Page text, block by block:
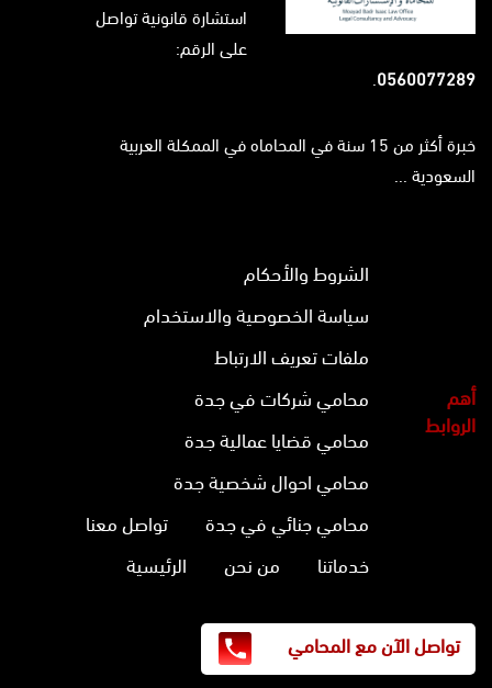
استشارة قانونية تواصل
على الرقم:
0560077289
.
خبرة أكثر من 15 سنة في المحاماه في الممكلة العربية
السعودية ...
أهم
الروابط
الشروط والأحكام
سياسة الخصوصية والاستخدام
ملفات تعريف الارتباط
محامي شركات في جدة
محامي قضايا عمالية جدة
محامي احوال شخصية جدة
محامي جنائي في جدة
تواصل معنا
خدماتنا
من نحن الرئيسية
تواصل الآن مع المحامي